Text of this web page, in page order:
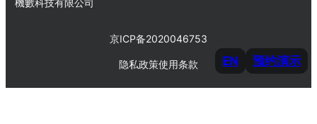
EN 预约演示
機數科技有限公司
京ICP备2020046753
隐私政策使用条款